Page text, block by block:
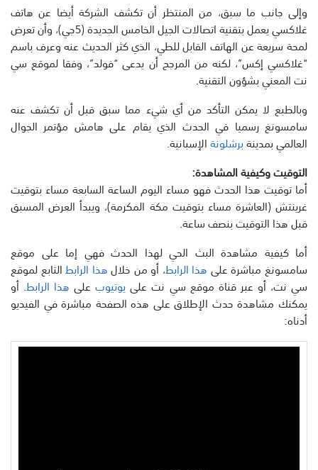
وإلى جانب ما سبق، من المنتظر أن تكشف الشركة أيضا عن هاتف
غلاكسي يعمل بتقنية اتصالات الجيل الخامس الجديدة (5جي)، وأن تعرض
لمحة سريعة عن الهاتف القابل للطي، الذي كثر الحديث عنه وعرف باسم
“غلاكسي إكس”، لكنه من المرجح أن يدعى “فولد”، وفقا لموقع سي
نت المعني بشؤون التقنية.
وبالطبع لا يمكن التأكد من أي شيء مما سبق قبل أن تكشف عنه
سامسونغ رسميا في الحدث الذي يقام على هامش مؤتمر الجوال
العالمي بمدينةبرشلونةالإسبانية.
التوقيت وكيفية المشاهدة:
أما توقيت هذا الحدث فهو مساء اليوم الساعة السابعة مساء بتوقيت
غرينتش (العاشرة مساء بتوقيت مكة المكرمة)، ويبدأ العرض المسبق
قبل هذا التوقيت بنصف ساعة.
أما كيفية مشاهدة البث الحي لهذا الحدث فهي إما على موقع
سامسونغ مباشرة على هذا الرابط، أو من خلالهذا الرابطالتابع لموقع
سي نت، أو عبر قناة موقع سي نت على يوتيوبعلى هذا الرابط. أو
يمكنك مشاهدة حدث الإطلاق على هذه الصفحة مباشرة في الفيديو
أدناه: